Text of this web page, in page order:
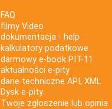
FAQ
filmy Video
dokumentacja - help
kalkulatory podatkowe
darmowy e-book PIT-11
aktualności e-pity
dane techniczne API, XML
Dysk e-pity
Twoje zgłoszenie lub opinia